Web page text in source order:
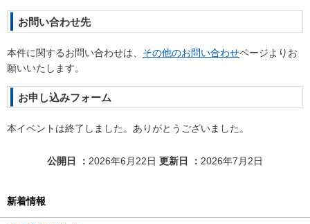
お問い合わせ先
本件に関するお問い合わせは、 その他のお問い合わせページよりお
願いいたします。
お申し込みフォーム
本イベントは終了しました。ありがとうございました。
公開日 2026年6月22日 更新日 2026年7月2日
新着情報